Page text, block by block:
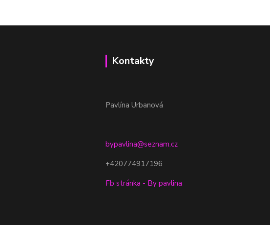
Kontakty
Pavlína Urbanová
bypavlina@seznam.cz
+420774917196
Fb stránka - By pavlina